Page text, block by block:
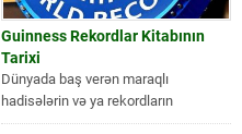
Guinness Rekordlar Kitabının
Tarixi
Dünyada baş verən maraqlı
hadisələrin və ya rekordların
toplandığı, hər il yenidən yenilənərək